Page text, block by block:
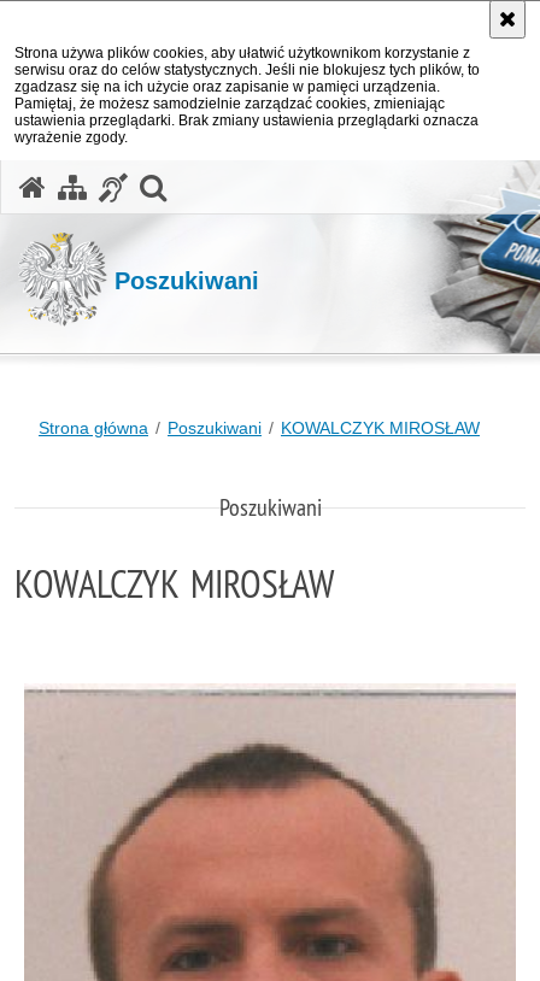
Strona używa plików cookies, aby ułatwić użytkownikom korzystanie z
serwisu oraz do celów statystycznych. Jeśli nie blokujesz tych plików, to
zgadzasz się na ich użycie oraz zapisanie w pamięci urządzenia.
Pamiętaj, że możesz samodzielnie zarządzać cookies, zmieniając
ustawienia przeglądarki. Brak zmiany ustawienia przeglądarki oznacza
wyrażenie zgody.
Poszukiwani
Strona główna Poszukiwani KOWALCZYK MIROSŁAW
Poszukiwani
KOWALCZYK MIROSŁAW